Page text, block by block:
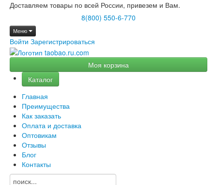
Доставляем товары по всей России, привезем и Вам.
8(800) 550-6-770
Меню
Войти Зарегистрироваться
Моя корзина
Каталог
Главная
Преимущества
Как заказать
Оплата и доставка
Оптовикам
Отзывы
Блог
Контакты